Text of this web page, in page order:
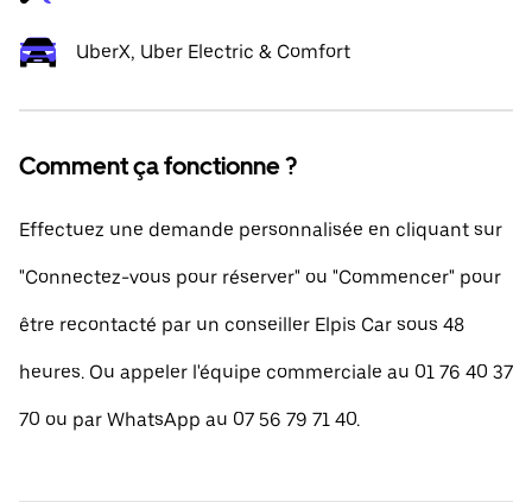
UberX, Uber Electric & Comfort
Comment ça fonctionne ?
Effectuez une demande personnalisée en cliquant sur
"Connectez-vous pour réserver" ou "Commencer" pour
être recontacté par un conseiller Elpis Car sous 48
heures. Ou appeler l'équipe commerciale au 01 76 40 37
70 ou par WhatsApp au 07 56 79 71 40.